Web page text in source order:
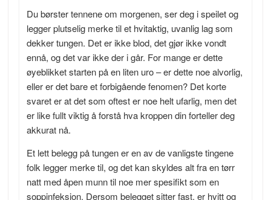
Du børster tennene om morgenen, ser deg i speilet og
legger plutselig merke til et hvitaktig, uvanlig lag som
dekker tungen. Det er ikke blod, det gjør ikke vondt
ennå, og det var ikke der i går. For mange er dette
øyeblikket starten på en liten uro – er dette noe alvorlig,
eller er det bare et forbigående fenomen? Det korte
svaret er at det som oftest er noe helt ufarlig, men det
er like fullt viktig å forstå hva kroppen din forteller deg
akkurat nå.
Et lett belegg på tungen er en av de vanligste tingene
folk legger merke til, og det kan skyldes alt fra en tørr
natt med åpen munn til noe mer spesifikt som en
soppinfeksjon. Dersom belegget sitter fast, er hvitt og